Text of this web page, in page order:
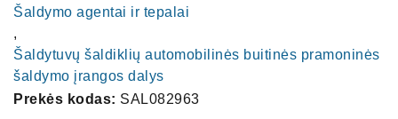
Šaldymo agentai ir tepalai
,
Šaldytuvų šaldiklių automobilinės buitinės pramoninės
šaldymo įrangos dalys
Prekės kodas: SAL082963